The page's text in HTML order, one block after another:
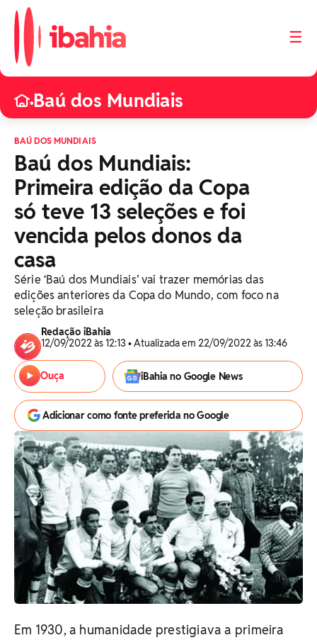
☰
•Baú dos Mundiais
BAÚ DOS MUNDIAIS
Baú dos Mundiais:
Primeira edição da Copa
só teve 13 seleções e foi
vencida pelos donos da
casa
Série ‘Baú dos Mundiais’ vai trazer memórias das
edições anteriores da Copa do Mundo, com foco na
seleção brasileira
Redação iBahia
12/09/2022 às 12:13 • Atualizada em 22/09/2022 às 13:46
Ouça iBahia no Google News
Adicionar como fonte preferida no Google
Em 1930, a humanidade prestigiava a primeira